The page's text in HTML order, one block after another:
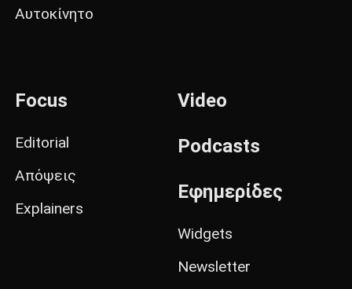
Αυτοκίνητο
Focus
Editorial
Απόψεις
Explainers
Video
Podcasts
Εφημερίδες
Widgets
Newsletter